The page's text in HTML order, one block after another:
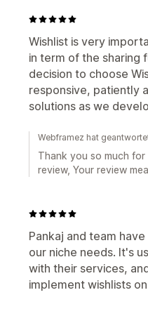
Wishlist is very
in term of the sharing
decision to choose
responsive, patiently
solutions as we
Webframez hat
Thank you so much
review, Your review
Pankaj and team
our niche needs. It's
with their services,
implement wishlists